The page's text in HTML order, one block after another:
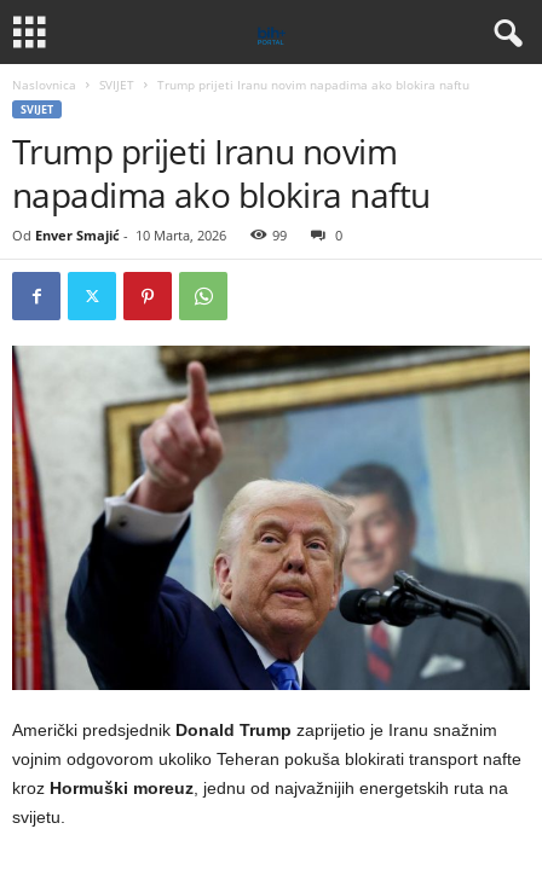
Naslovnica SVIJET Trump prijeti Iranu novim napadima ako blokira naftu
SVIJET
Trump prijeti Iranu novim
napadima ako blokira naftu
Od Enver Smajić - 10 Marta, 2026 99 0
Američki predsjednik Donald Trump zaprijetio je Iranu snažnim
vojnim odgovorom ukoliko Teheran pokuša blokirati transport nafte
kroz Hormuški moreuz, jednu od najvažnijih energetskih ruta na
svijetu.